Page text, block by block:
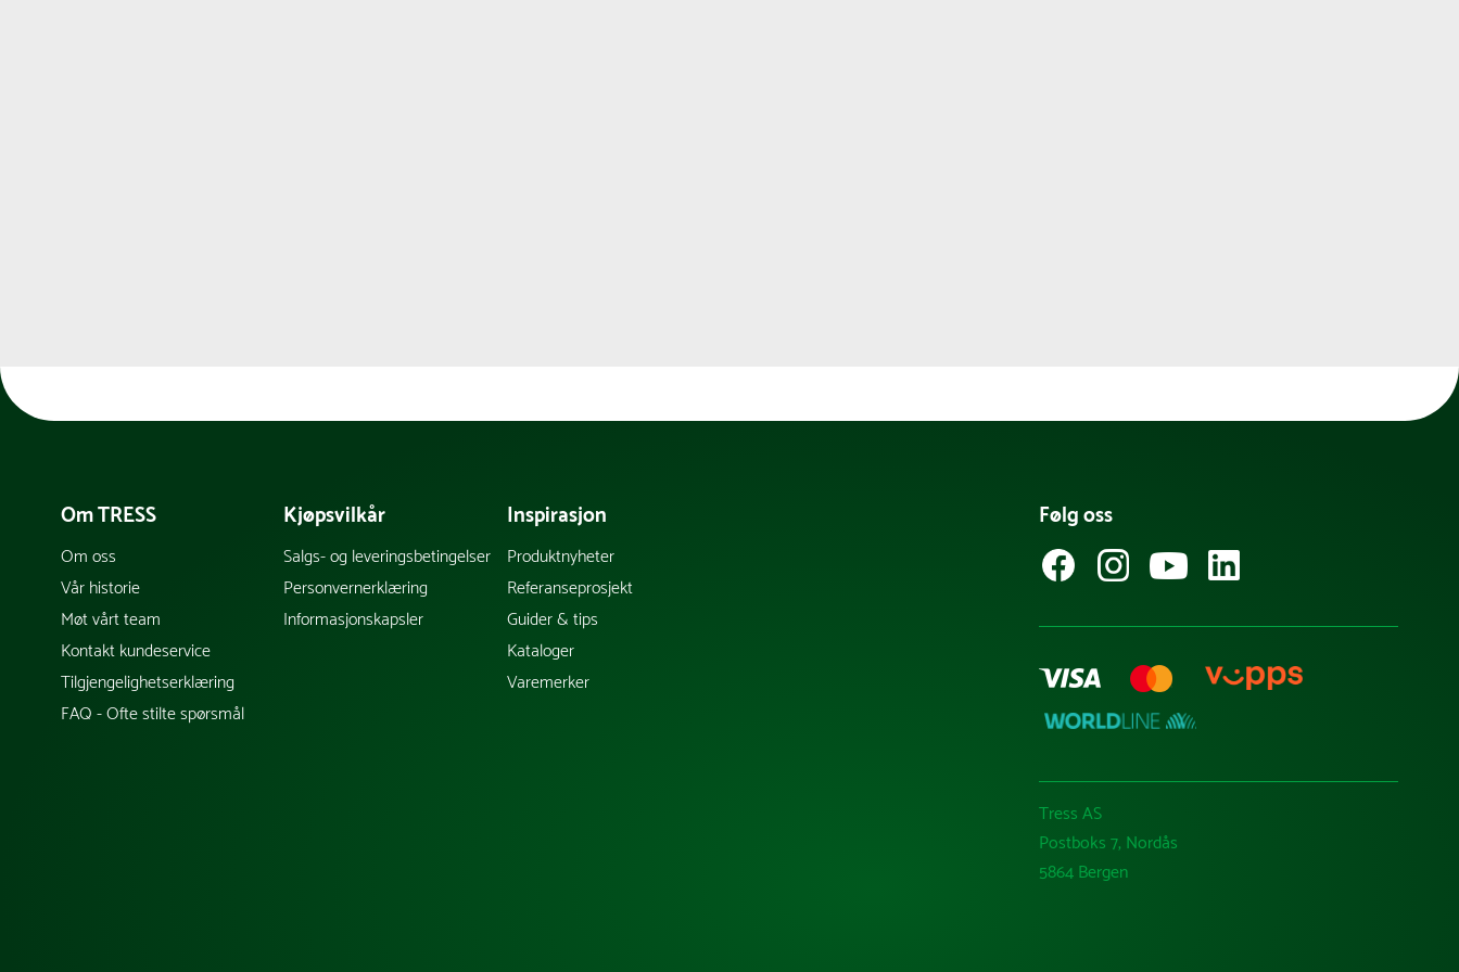
Om TRESS
Om oss
Vår historie
Møt vårt team
Kontakt kundeservice
Tilgjengelighetserklæring
FAQ - Ofte stilte spørsmål
Kjøpsvilkår
Salgs- og leveringsbetingelser
Personvernerklæring
Informasjonskapsler
Inspirasjon
Produktnyheter
Referanseprosjekt
Guider & tips
Kataloger
Varemerker
Følg oss
Tress AS
Postboks 7, Nordås
5864 Bergen